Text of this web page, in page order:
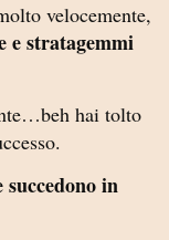
velocemente,
e stratagemmi
hai tolto
succedono in